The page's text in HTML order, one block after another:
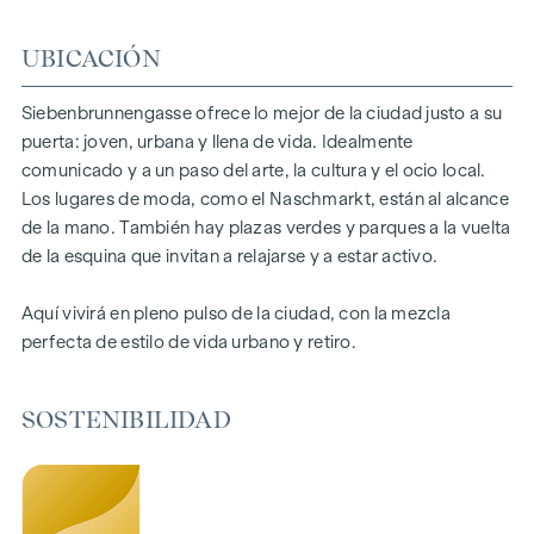
superiores garantizan un agradable clima interior. Espacios
habitables listos para contar su historia. Ya sea balcón,
terraza o jardín, los generosos espacios abiertos de este
proyecto de nueva construcción le ofrecen un refugio
privado para respirar hondo. Disfrute de la mañana con una
taza de café o de la noche con una copa de vino: su retiro
personal le espera.
67 exclusivos condominios
Superficie habitable de 30 a 220 m² aprox.
26 plazas de aparcamiento subterráneo
Energía fotovoltaica | calefacción urbana
Zonas comunes
Patio interior oasis de paz
UBICACIÓN
Siebenbrunnengasse ofrece lo mejor de la ciudad justo a su
puerta: joven, urbana y llena de vida. Idealmente
comunicado y a un paso del arte, la cultura y el ocio local.
Los lugares de moda, como el Naschmarkt, están al alcance
de la mano. También hay plazas verdes y parques a la vuelta
de la esquina que invitan a relajarse y a estar activo.
Aquí vivirá en pleno pulso de la ciudad, con la mezcla
perfecta de estilo de vida urbano y retiro.
SOSTENIBILIDAD